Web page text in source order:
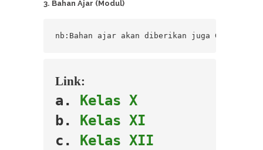
3. Bahan Ajar (Modul)
nb:Bahan ajar akan diberikan juga Gratis
Link:
a.
Kelas X
b.
Kelas XI
c.
Kelas XII